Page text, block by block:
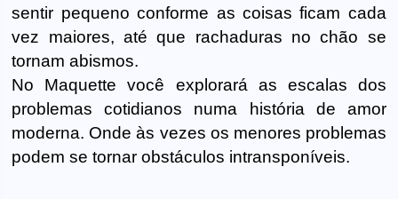
sentir pequeno conforme as coisas ficam cada
vez maiores, até que rachaduras no chão se
tornam abismos.
No Maquette você explorará as escalas dos
problemas cotidianos numa história de amor
moderna. Onde às vezes os menores problemas
podem se tornar obstáculos intransponíveis.